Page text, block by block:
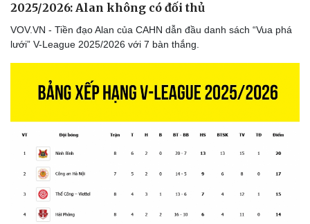
2025/2026: Alan không có đối thủ
VOV.VN - Tiền đạo Alan của CAHN dẫn đầu danh sách “Vua phá
lưới” V-League 2025/2026 với 7 bàn thắng.